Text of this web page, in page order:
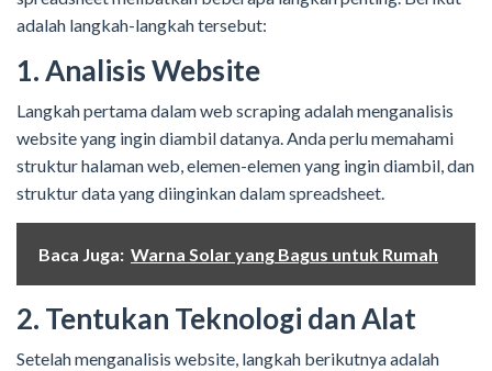
adalah langkah-langkah tersebut:
1. Analisis Website
Langkah pertama dalam web scraping adalah menganalisis
website yang ingin diambil datanya. Anda perlu memahami
struktur halaman web, elemen-elemen yang ingin diambil, dan
struktur data yang diinginkan dalam spreadsheet.
Baca Juga: Warna Solar yang Bagus untuk Rumah
2. Tentukan Teknologi dan Alat
Setelah menganalisis website, langkah berikutnya adalah